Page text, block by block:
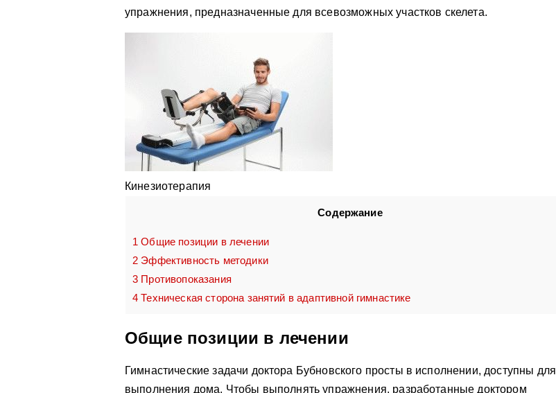
упражнения, предназначенные для всевозможных участков скелета.
Кинезиотерапия
Содержание
1 Общие позиции в лечении
2 Эффективность методики
3 Противопоказания
4 Техническая сторона занятий в адаптивной гимнастике
Общие позиции в лечении
Гимнастические задачи доктора Бубновского просты в исполнении, доступны для
выполнения дома. Чтобы выполнять упражнения, разработанные доктором